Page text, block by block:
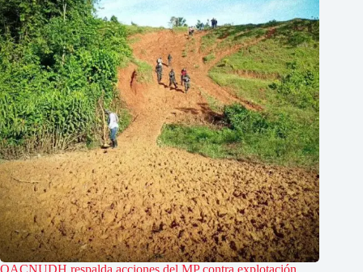
OACNUDH respalda acciones del MP contra explotación